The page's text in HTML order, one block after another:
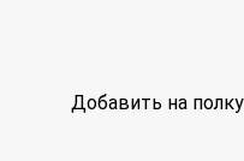
Добавить на полку